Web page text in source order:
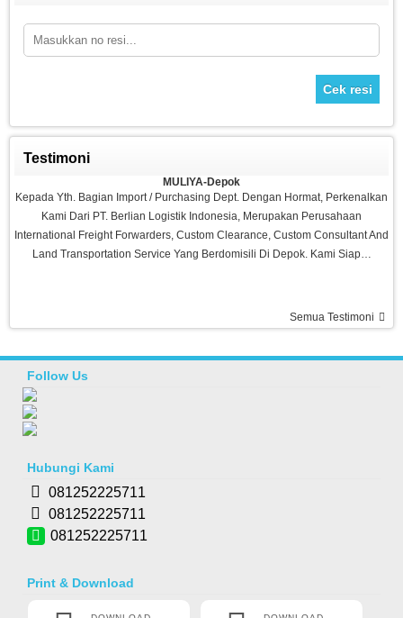
Rp 1.980.0002.700.000
Cek resi
Testimoni
MULIYA-Depok
Kepada Yth. Bagian Import / Purchasing Dept. Dengan Hormat, Perkenalkan
Kami Dari PT. Berlian Logistik Indonesia, Merupakan Perusahaan
International Freight Forwarders, Custom Clearance, Custom Consultant And
Land Transportation Service Yang Berdomisili Di Depok. Kami Siap…
Barang Bagus,sesuai Pesanan, Pelayanan Memuaskan, Semoga Sukses
Selalu Buat Agen Fitness
Semua Testimoni
Follow Us
Hubungi Kami
081252225711
081252225711
081252225711
Print & Download